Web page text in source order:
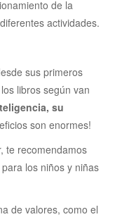
de la
actividades.
sus primeros
libros según van
su
son enormes!
te recomendamos
los niños y niñas
de valores, como el